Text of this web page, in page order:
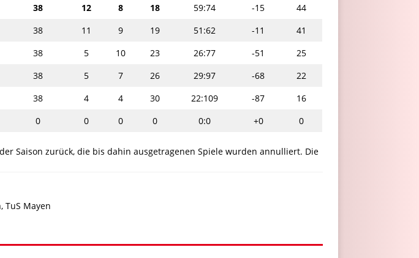
38 12 8 18 59:74 -15
44
38 11 9 19 51:62 -11
41
38 5 10 23 26:77 -51
25
38 5 7 26 29:97 -68
22
38 4 4 30 22:109 -87
16
0 0 0 0 0:0 +0 0
Saison zurück, die bis dahin ausgetragenen Spiele wurden annulliert. Die
TuS Mayen